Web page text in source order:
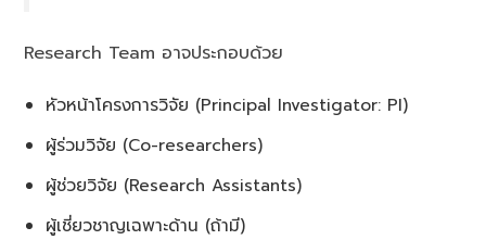
Research Team อาจประกอบด้วย
หัวหน้าโครงการวิจัย (Principal Investigator: PI)
ผู้ร่วมวิจัย (Co-researchers)
ผู้ช่วยวิจัย (Research Assistants)
ผู้เชี่ยวชาญเฉพาะด้าน (ถ้ามี)